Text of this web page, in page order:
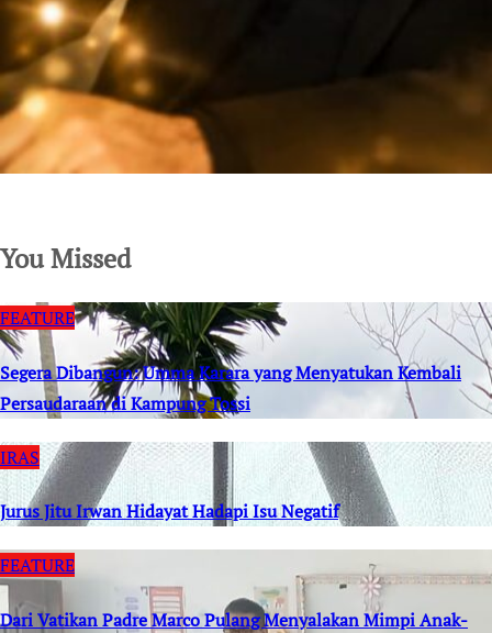
You Missed
FEATURE
Segera Dibangun: Umma Karara yang Menyatukan Kembali
Persaudaraan di Kampung Tossi
IRAS
Jurus Jitu Irwan Hidayat Hadapi Isu Negatif
FEATURE
Dari Vatikan Padre Marco Pulang Menyalakan Mimpi Anak-